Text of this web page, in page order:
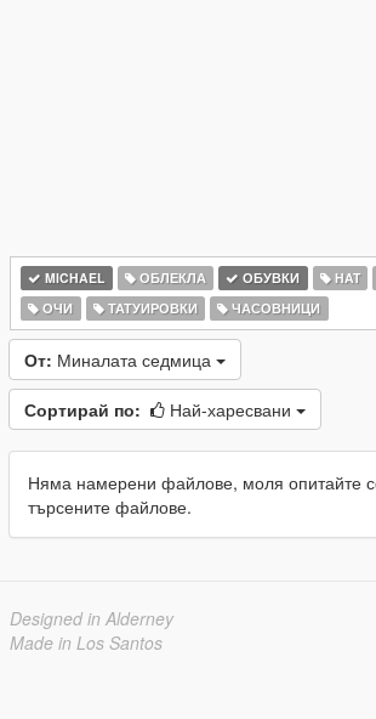
MICHAEL ОБЛЕКЛА ОБУВКИ HAT
ОЧИ
ТАТУИРОВКИ ЧАСОВНИЦИ
От: Миналата седмица
Сортирай по: Най-харесвани
Няма намерени файлове, моля опитайте
търсените файлове.
Designed in Alderney
Made in Los Santos